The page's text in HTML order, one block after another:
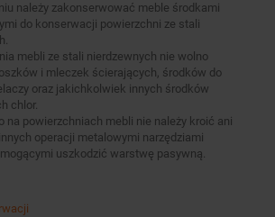
należy zakonserwować meble środkami
do konserwacji powierzchni ze stali
mebli ze stali nierdzewnych nie wolno
i mleczek ścierających, środków do
oraz jakichkolwiek innych środków
chlor.
na powierzchniach mebli nie należy kroić ani
operacji metalowymi narzędziami
uszkodzić warstwę pasywną.